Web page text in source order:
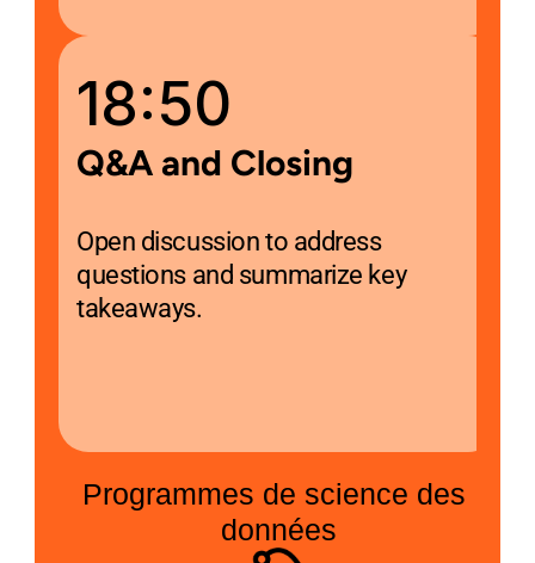
18:50
Q&A and Closing
Open discussion to address
questions and summarize key
takeaways.
Programmes de science des
données